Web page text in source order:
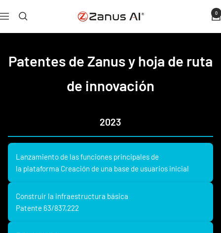
al
Navegación
Zanus
AI
0
Patentes de Zanus y hoja de ruta
de innovación
2023
Lanzamiento de las funciones principales de
la plataforma Creación de una base de usuarios inicial
Construir la infraestructura básica
Patente 63/837,222